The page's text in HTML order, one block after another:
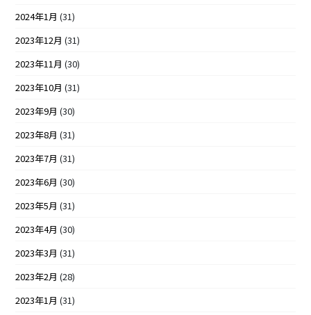
2024年1月 (31)
2023年12月 (31)
2023年11月 (30)
2023年10月 (31)
2023年9月 (30)
2023年8月 (31)
2023年7月 (31)
2023年6月 (30)
2023年5月 (31)
2023年4月 (30)
2023年3月 (31)
2023年2月 (28)
2023年1月 (31)